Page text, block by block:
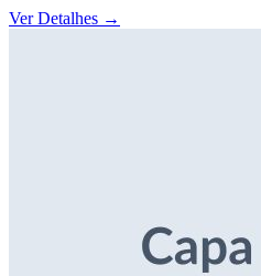
Ver Detalhes →